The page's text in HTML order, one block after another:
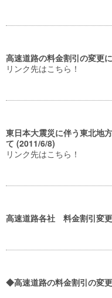
高速道路の料金割引の変更
リンク先はこちら！
東日本大震災に伴う東北地
て (2011/6/8)
リンク先はこちら！
高速道路各社 料金割引変
◆高速道路の料金割引の変